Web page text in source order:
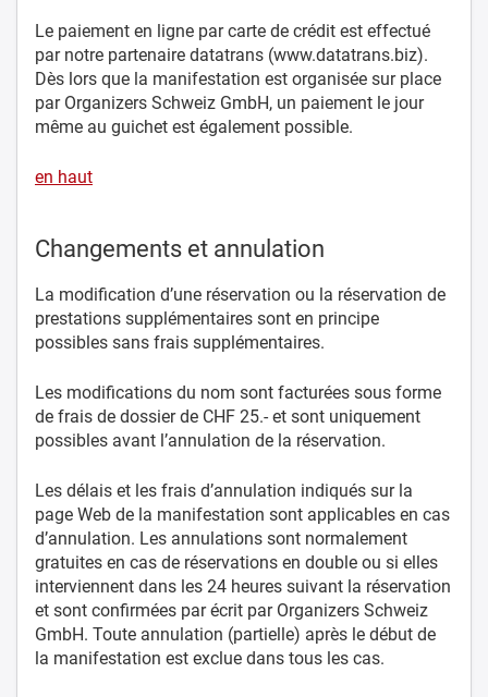
Le paiement en ligne par carte de crédit est effectué
par notre partenaire datatrans (www.datatrans.biz).
Dès lors que la manifestation est organisée sur place
par Organizers Schweiz GmbH, un paiement le jour
même au guichet est également possible.
en haut
Changements et annulation
La modification d’une réservation ou la réservation de
prestations supplémentaires sont en principe
possibles sans frais supplémentaires.
Les modifications du nom sont facturées sous forme
de frais de dossier de CHF 25.- et sont uniquement
possibles avant l’annulation de la réservation.
Les délais et les frais d’annulation indiqués sur la
page Web de la manifestation sont applicables en cas
d’annulation. Les annulations sont normalement
gratuites en cas de réservations en double ou si elles
interviennent dans les 24 heures suivant la réservation
et sont confirmées par écrit par Organizers Schweiz
GmbH. Toute annulation (partielle) après le début de
la manifestation est exclue dans tous les cas.